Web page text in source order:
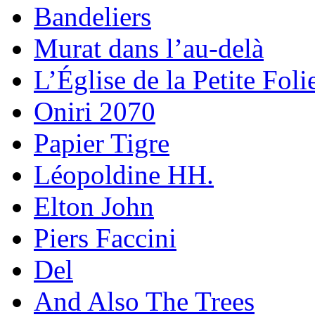
Bandeliers
Murat dans l’au-delà
L’Église de la Petite
Oniri 2070
Papier Tigre
Léopoldine HH.
Elton John
Piers Faccini
Del
And Also The Trees